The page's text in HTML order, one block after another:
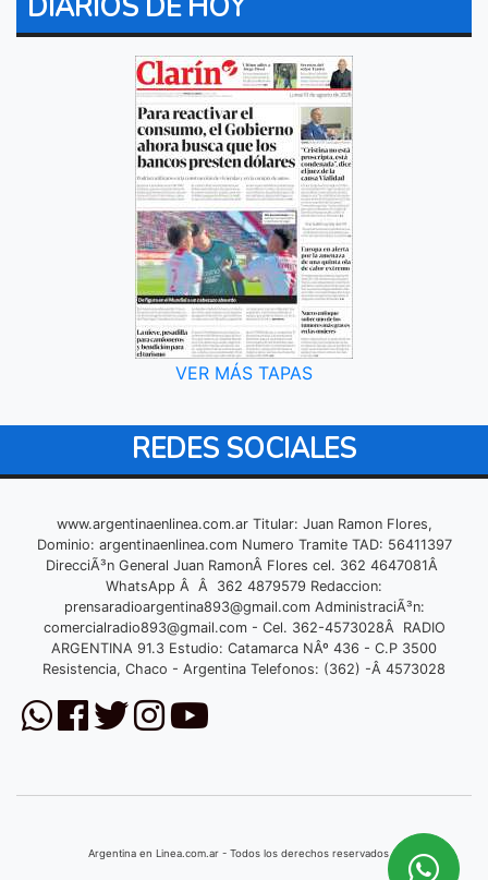
DIARIOS DE HOY
VER MÁS TAPAS
REDES SOCIALES
www.argentinaenlinea.com.ar Titular: Juan Ramon Flores,
Dominio: argentinaenlinea.com Numero Tramite TAD: 56411397
DirecciÃ³n General Juan RamonÂ Flores cel. 362 4647081Â
WhatsApp Â Â 362 4879579 Redaccion:
prensaradioargentina893@gmail.comAdministraciÃ³n:
comercialradio893@gmail.com- Cel. 362-4573028Â RADIO
ARGENTINA 91.3 Estudio: Catamarca NÂº 436 - C.P 3500
Resistencia, Chaco - Argentina Telefonos: (362) -Â 4573028
Argentina en Linea.com.ar - Todos los derechos reservados © 2026